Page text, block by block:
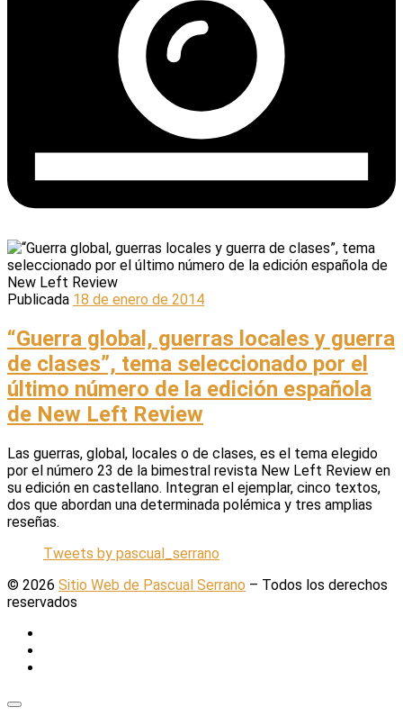
Publicada 18 de enero de 2014
“Guerra global, guerras locales y guerra
de clases”, tema seleccionado por el
último número de la edición española
de New Left Review
Las guerras, global, locales o de clases, es el tema elegido
por el número 23 de la bimestral revista New Left Review en
su edición en castellano. Integran el ejemplar, cinco textos,
dos que abordan una determinada polémica y tres amplias
reseñas.
Tweets by pascual_serrano
© 2026 Sitio Web de Pascual Serrano – Todos los derechos
reservados